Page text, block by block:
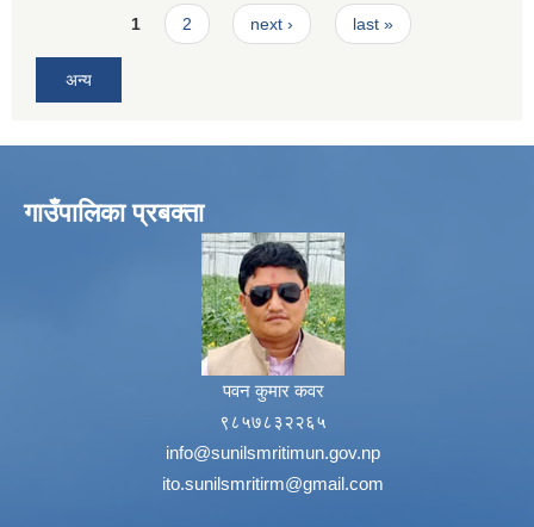
Pages1 2 next › last »
अन्य
गाउँपालिका प्रबक्ता
पवन कुमार कवर
९८५७८३२२६५
info@sunilsmritimun.gov.np
ito.sunilsmritirm@gmail.com